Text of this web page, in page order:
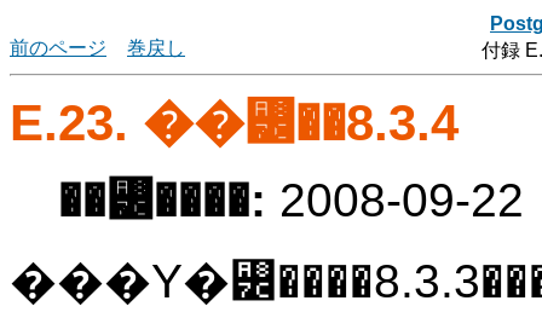
前のページ
巻戻し 付録
E.23. ��꡼��8.3.4
��꡼����: 2008-09-22